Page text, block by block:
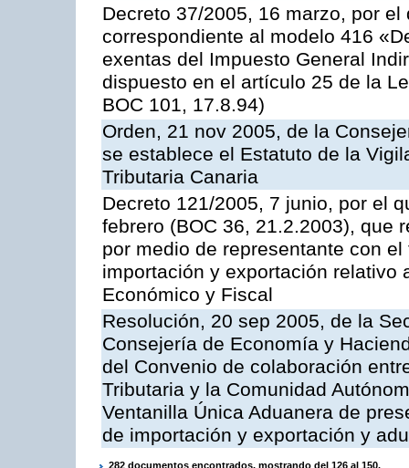
Decreto 37/2005, 16 marzo, por
correspondiente al modelo 416
exentas del Impuesto General
dispuesto en el artículo 25 de la
BOC 101, 17.8.94)
Orden, 21 nov 2005, de la
se establece el Estatuto de la
Tributaria Canaria
Decreto 121/2005, 7 junio, por el
febrero (BOC 36, 21.2.2003), que
por medio de representante con
importación y exportación relativo
Económico y Fiscal
Resolución, 20 sep 2005, de la
Consejería de Economía y
del Convenio de colaboración
Tributaria y la Comunidad
Ventanilla Única Aduanera de
de importación y exportación y
282 documentos encontrados, mostrando del 126 al 150.